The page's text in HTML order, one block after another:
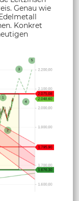
Genau wie
Konkret